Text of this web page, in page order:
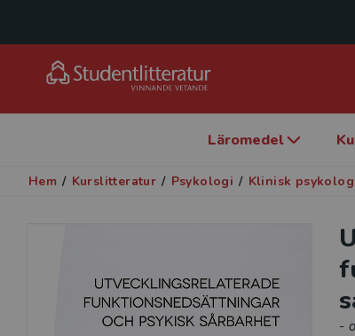
Läromedel
Hem / Kurslitteratur / Psykologi / Klinisk
-